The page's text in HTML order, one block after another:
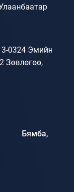
0324 Эмийн
Зөвлөгөө,
Бямба,